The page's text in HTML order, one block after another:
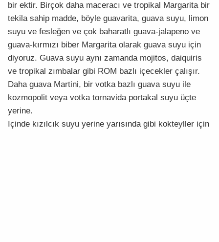
bir ektir. Birçok daha maceracı ve tropikal Margarita bir
tekila sahip madde, böyle guavarita, guava suyu, limon
suyu ve fesleğen ve çok baharatlı guava-jalapeno ve
guava-kırmızı biber Margarita olarak guava suyu için
diyoruz. Guava suyu aynı zamanda mojitos, daiquiris
ve tropikal zımbalar gibi ROM bazlı içecekler çalışır.
Daha guava Martini, bir votka bazlı guava suyu ile
kozmopolit veya votka tornavida portakal suyu üçte
yerine.
Içinde kızılcık suyu yerine yarısında gibi kokteyller için